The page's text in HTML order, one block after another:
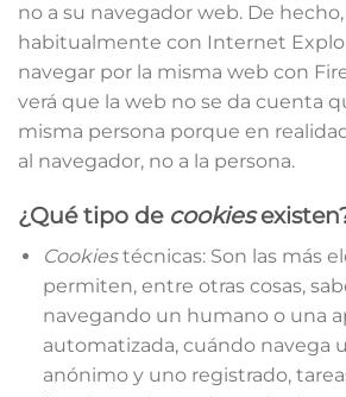
no a su navegador web. De
habitualmente con Internet
navegar por la misma web con
verá que la web no se da cuenta
misma persona porque en
al navegador, no a la persona.
¿Qué tipo de cookies
Cookiestécnicas: Son las más
permiten, entre otras cosas,
navegando un humano o una
automatizada, cuándo navega
anónimo y uno registrado,